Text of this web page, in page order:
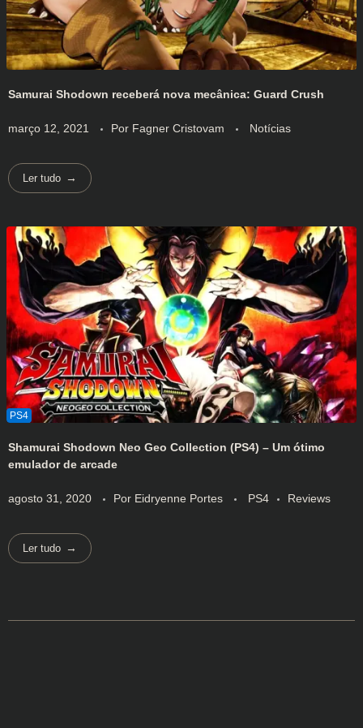
Samurai Shodown receberá nova mecânica: Guard Crush
março 12, 2021 Por Fagner Cristovam Notícias
Ler tudo
Shamurai Shodown Neo Geo Collection (PS4) – Um ótimo
emulador de arcade
agosto 31, 2020 Por Eidryenne Portes PS4 Reviews
Ler tudo